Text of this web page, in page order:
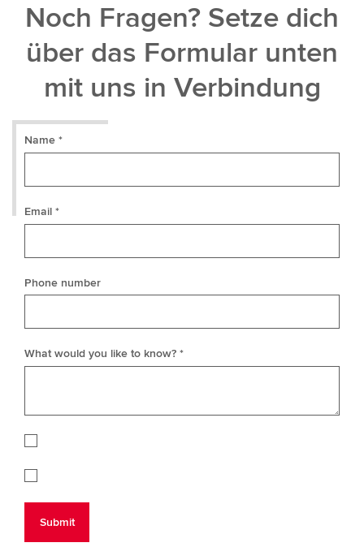
Noch Fragen? Setze dich
über das Formular unten
mit uns in Verbindung
Name *
Email *
Phone number
What would you like to know? *